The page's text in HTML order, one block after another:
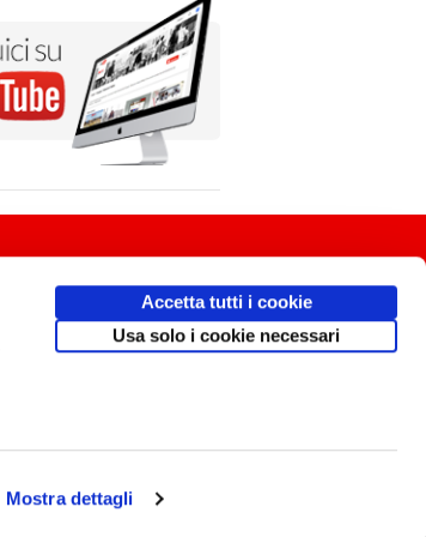
Mostra dettagli
Accetta tutti i cookie
Usa solo i cookie necessari
communication.it/ Mobile friendly